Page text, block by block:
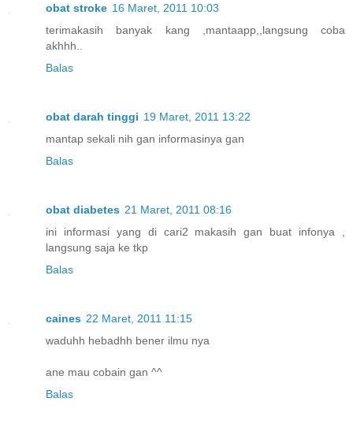
obat stroke 16 Maret, 2011 10:03
terimakasih banyak kang ,mantaapp,,langsung coba
akhhh..
Balas
obat darah tinggi 19 Maret, 2011 13:22
mantap sekali nih gan informasinya gan
Balas
obat diabetes 21 Maret, 2011 08:16
ini informasi yang di cari2 makasih gan buat infonya ,
langsung saja ke tkp
Balas
caines 22 Maret, 2011 11:15
waduhh hebadhh bener ilmu nya
ane mau cobain gan ^^
Balas